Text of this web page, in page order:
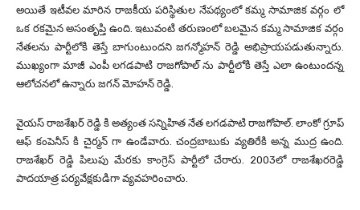
అయితే ఇటీవల మారిన రాజకీయ పరిస్థితుల నేపథ్యంలో కమ్మ సామాజిక వర్గం లో
ఒక రకమైన అసంతృప్తి ఉంది. ఇటువంటి తరుణంలో బలమైన కమ్మ సామాజిక వర్గం
నేతలను పార్టీలోకి తెస్తే బాగుంటుందని జగన్మోహన్ రెడ్డి అభిప్రాయపడుతున్నారు.
ముఖ్యంగా మాజీ ఎంపీ లగడపాటి రాజగోపాల్ ను పార్టీలోకి తెస్తే ఎలా ఉంటుందన్న
ఆలోచనలో ఉన్నారు జగన్ మోహన్ రెడ్డి.
వైయస్ రాజశేఖర్ రెడ్డి కి అత్యంత సన్నిహిత నేత లగడపాటి రాజగోపాల్. లాంకో గ్రూప్
ఆఫ్ కంపెనీస్ కి చైర్మన్ గా ఉండేవారు. చంద్రబాబుకు వ్యతిరేకి అన్న ముద్ర ఉంది.
రాజశేఖర్ రెడ్డి పిలుపు మేరకు కాంగ్రెస్ పార్టీలో చేరారు. 2003లో రాజశేఖరరెడ్డి
పాదయాత్ర పర్యవేక్షకుడిగా వ్యవహరించారు.